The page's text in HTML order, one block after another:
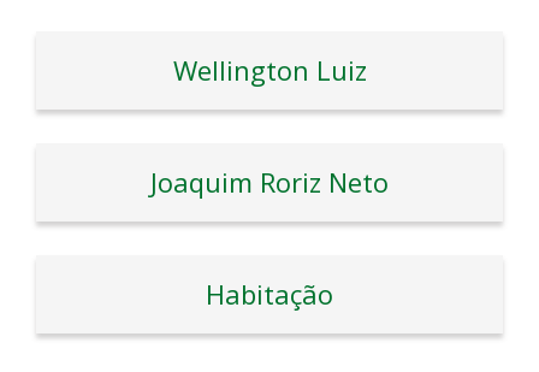
Wellington Luiz
Joaquim Roriz Neto
Habitação